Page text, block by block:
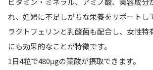
れ、妊婦に不足しがちな栄養をサポートし
ラクトフェリンと乳酸菌も配合し、女性特
にも効果的なことが特徴です。
1日4粒で480μgの葉酸が摂取できます。